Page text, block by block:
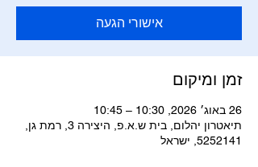
אישורי הגעה
זמן ומיקום
26 באוג׳ 2026, 10:30 – 10:45
תיאטרון יהלום, בית ש.א.פ, היצירה 3, רמת גן,
5252141, ישראל